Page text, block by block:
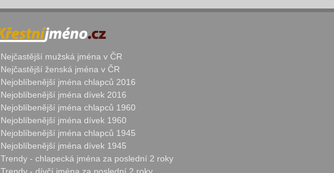
Nejčastější mužská jména v ČR
Nejčastější ženská jména v ČR
Nejoblíbenější jména chlapců 2016
Nejoblíbenější jména dívek 2016
Nejoblíbenější jména chlapců 1960
Nejoblíbenější jména dívek 1960
Nejoblíbenější jména chlapců 1945
Nejoblíbenější jména dívek 1945
Trendy - chlapecká jména za poslední 2 roky